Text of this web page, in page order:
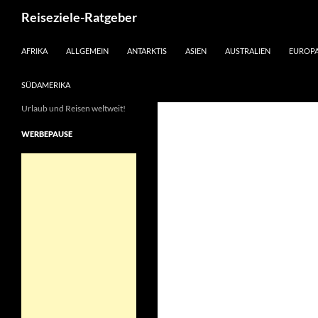
Reiseziele-Ratgeber
AFRIKA
ALLGEMEIN ANTARKTIS ASIEN AUSTRALIEN
SÜDAMERIKA
Urlaub und Reisen weltweit!
WERBEPAUSE